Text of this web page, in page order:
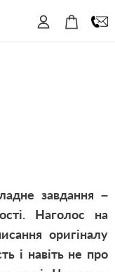
завдання –
Наголос на
оригіналу
і навіть не про